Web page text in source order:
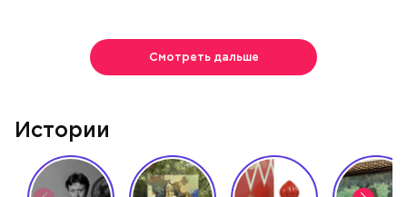
Смотреть дальше
Истории